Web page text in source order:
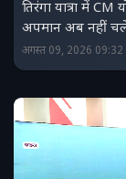
तिरंगा यात्रा में CM
अपमान अब नहीं
अगस्त 09, 2026 09:32